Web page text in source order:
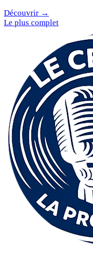
Découvrir →
Le plus complet